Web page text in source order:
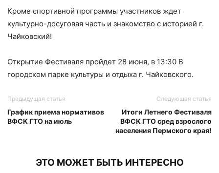
Кроме спортивной программы участников ждет
культурно-досуговая часть и знакомство с историей г.
Чайковский!
Открытие Фестиваля пройдет 28 июня, в 13:30 В
городском парке культуры и отдыха г. Чайковского.
Предыдущая статья
График приема нормативов
ВФСК ГТО на июль
Следующая статья
Итоги Летнего Фестиваля
ВФСК ГТО сред взрослого
населения Пермского края!
ЭТО МОЖЕТ БЫТЬ ИНТЕРЕСНО